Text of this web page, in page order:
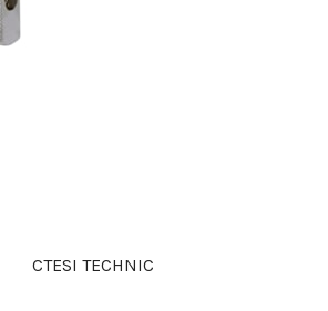
CTESI TECHNIC